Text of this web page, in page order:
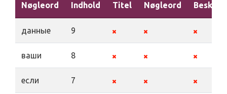
Nøgleord Indhold Titel Nøgleord
данные 9
ваши 8
если 7